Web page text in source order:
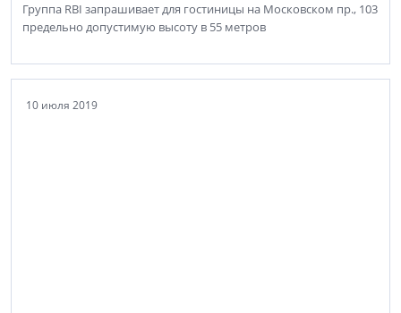
Группа RBI запрашивает для гостиницы на Московском пр., 103
предельно допустимую высоту в 55 метров
10 июля 2019